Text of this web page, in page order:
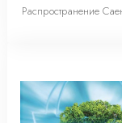
Распространение